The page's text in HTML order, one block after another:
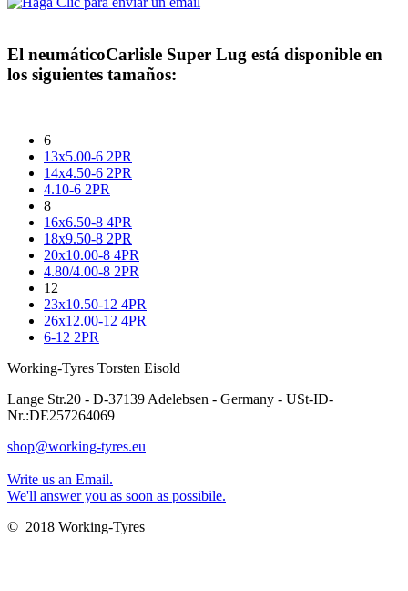
El neumáticoCarlisle Super Lug está disponible en
los siguientes tamaños:
6
13x5.00-6 2PR
14x4.50-6 2PR
4.10-6 2PR
8
16x6.50-8 4PR
18x9.50-8 2PR
20x10.00-8 4PR
4.80/4.00-8 2PR
12
23x10.50-12 4PR
26x12.00-12 4PR
6-12 2PR
Working-Tyres Torsten Eisold
Lange Str.20 - D-37139 Adelebsen - Germany - USt-ID-
Nr.:DE257264069
shop@working-tyres.eu
Write us an Email.
We'll answer you as soon as possibile.
© 2018 Working-Tyres